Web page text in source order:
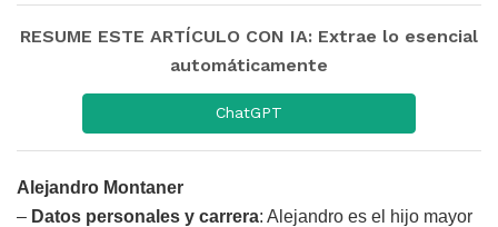
RESUME ESTE ARTÍCULO CON IA: Extrae lo esencial
automáticamente
ChatGPT
Alejandro Montaner
– Datos personales y carrera: Alejandro es el hijo mayor